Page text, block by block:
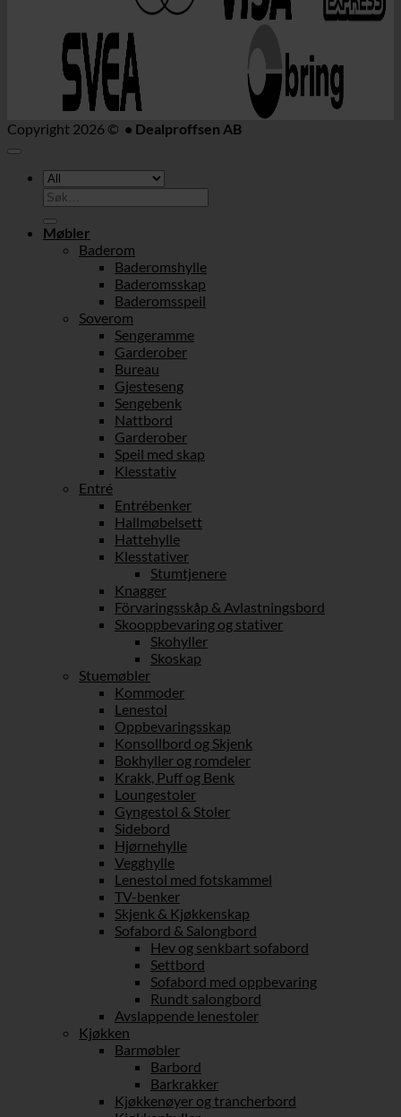
Copyright 2026 © • Dealproffsen AB
Søk
etter:
Møbler
Baderom
Baderomshylle
Baderomsskap
Baderomsspeil
Soverom
Sengeramme
Garderober
Bureau
Gjesteseng
Sengebenk
Nattbord
Garderober
Speil med skap
Klesstativ
Entré
Entrébenker
Hallmøbelsett
Hattehylle
Klesstativer
Stumtjenere
Knagger
Förvaringsskåp & Avlastningsbord
Skooppbevaring og stativer
Skohyller
Skoskap
Stuemøbler
Kommoder
Lenestol
Oppbevaringsskap
Konsollbord og Skjenk
Bokhyller og romdeler
Krakk, Puff og Benk
Loungestoler
Gyngestol & Stoler
Sidebord
Hjørnehylle
Vegghylle
Lenestol med fotskammel
TV-benker
Skjenk & Kjøkkenskap
Sofabord & Salongbord
Hev og senkbart sofabord
Settbord
Sofabord med oppbevaring
Rundt salongbord
Avslappende lenestoler
Kjøkken
Barmøbler
Barbord
Barkrakker
Kjøkkenøyer og trancherbord